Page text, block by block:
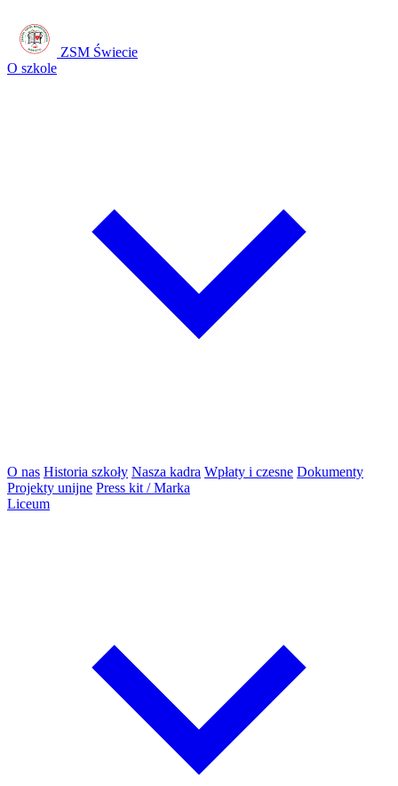
ZSM Świecie
O szkole
O nas Historia szkoły Nasza kadra Wpłaty i czesne Dokumenty
Projekty unijne Press kit / Marka
Liceum